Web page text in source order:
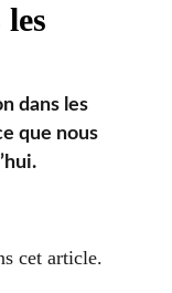
dans les
que nous
cet article.